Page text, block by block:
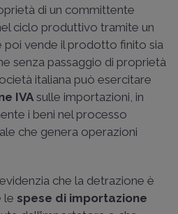
di un committente
ciclo produttivo tramite un
vende il prodotto finito sia
senza passaggio di proprietà
italiana può esercitare
IVAsulle importazioni, in
i beni nel processo
che genera operazioni
che la detrazione è
le spese di importazione